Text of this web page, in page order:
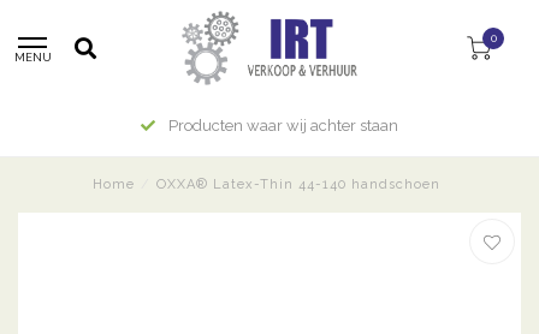
MENU
0
Producten waar wij achter staan
Home OXXA® Latex-Thin 44-140 handschoen